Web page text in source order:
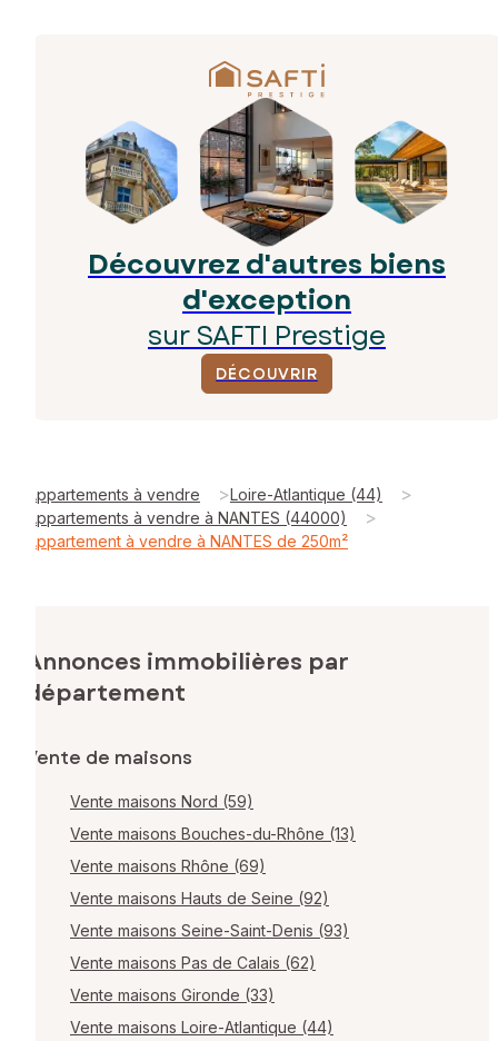
Découvrez d'autres biens
d'exception
sur SAFTI Prestige
DÉCOUVRIR
Appartements à vendre >Loire-Atlantique (44) >
Appartements à vendre à NANTES (44000) >
Appartement à vendre à NANTES de 250m²
Annonces immobilières par
département
Vente de maisons
Vente maisons Nord (59)
Vente maisons Bouches-du-Rhône (13)
Vente maisons Rhône (69)
Vente maisons Hauts de Seine (92)
Vente maisons Seine-Saint-Denis (93)
Vente maisons Pas de Calais (62)
Vente maisons Gironde (33)
Vente maisons Loire-Atlantique (44)